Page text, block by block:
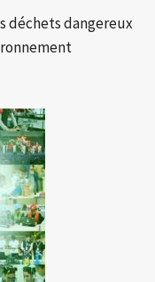
déchets dangereux